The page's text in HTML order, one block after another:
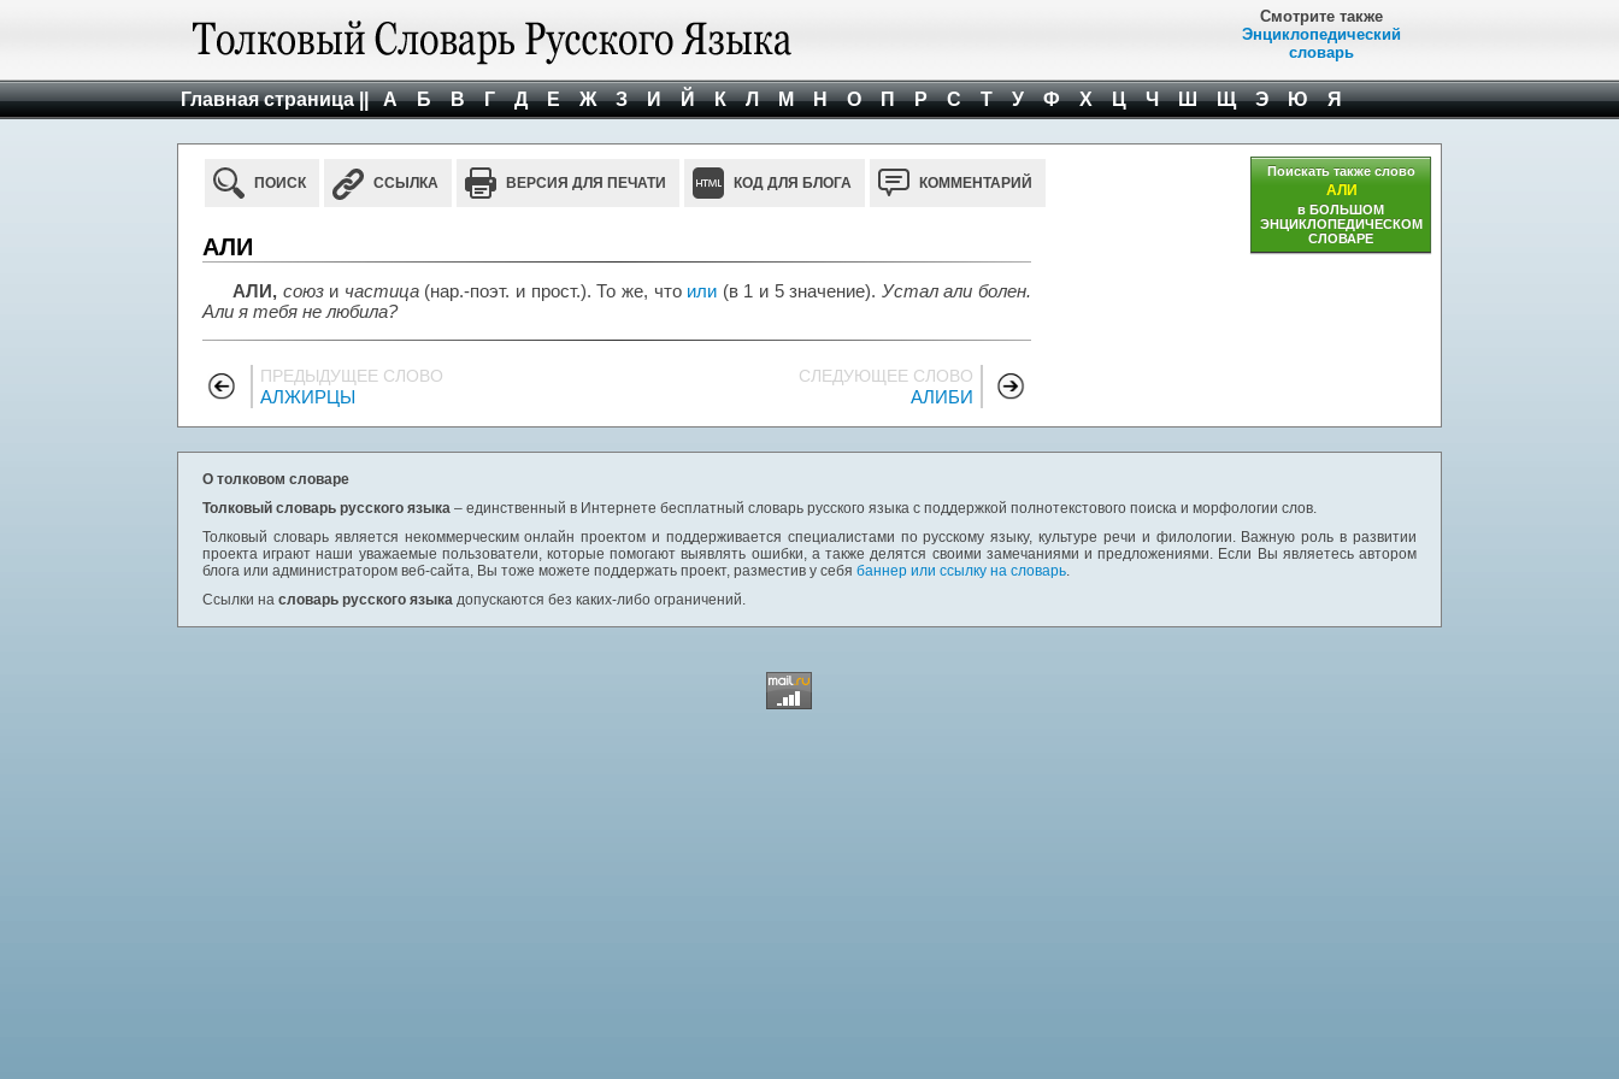
Смотрите также
Энциклопедический
словарь
Главная страница || А Б В Г Д Е Ж З И Й К Л М Н О П Р С Т У Ф Х Ц Ч Ш Щ Э Ю Я
ПОИСК ССЫЛКА ВЕРСИЯ ДЛЯ ПЕЧАТИ КОД ДЛЯ БЛОГА КОММЕНТАРИЙ
АЛИ
АЛИ, союзи частица(нар.-поэт. и прост.). То же, что или (в 1 и 5 значение). Устал али болен.
Али я тебя не любила?
ПРЕДЫДУЩЕЕ СЛОВО
АЛЖИРЦЫ
СЛЕДУЮЩЕЕ СЛОВО
АЛИБИ
Поискать также слово
АЛИ
в БОЛЬШОМ
ЭНЦИКЛОПЕДИЧЕСКОМ
СЛОВАРЕ
О толковом словаре
Толковый словарь русского языка – единственный в Интернете бесплатный словарь русского языка с поддержкой полнотекстового поиска и морфологии слов.
Толковый словарь является некоммерческим онлайн проектом и поддерживается специалистами по русскому языку, культуре речи и филологии. Важную роль в развитии
проекта играют наши уважаемые пользователи, которые помогают выявлять ошибки, а также делятся своими замечаниями и предложениями. Если Вы являетесь автором
блога или администратором веб-сайта, Вы тоже можете поддержать проект, разместив у себя баннер или ссылку на словарь.
Ссылки на словарь русского языка допускаются без каких-либо ограничений.